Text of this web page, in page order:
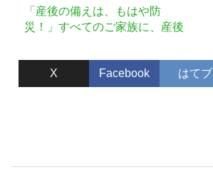
「産後の備えは、もはや防
災！」すべてのご家族に、産後
X Facebook はてブ